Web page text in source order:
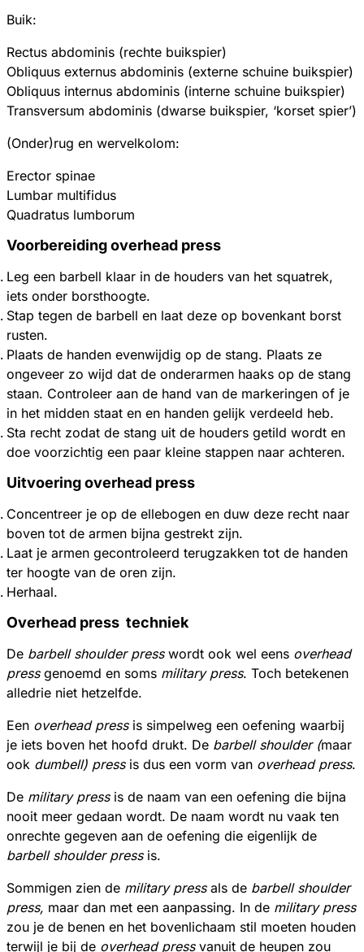
Buik:
Rectus abdominis (rechte buikspier)
Obliquus externus abdominis (externe schuine buikspier)
Obliquus internus abdominis (interne schuine buikspier)
Transversum abdominis (dwarse buikspier, ‘korset spier’)
(Onder)rug en wervelkolom:
Erector spinae
Lumbar multifidus
Quadratus lumborum
Voorbereiding overhead press
Leg een barbell klaar in de houders van het squatrek,
iets onder borsthoogte.
Stap tegen de barbell en laat deze op bovenkant borst
rusten.
Plaats de handen evenwijdig op de stang. Plaats ze
ongeveer zo wijd dat de onderarmen haaks op de stang
staan. Controleer aan de hand van de markeringen of je
in het midden staat en en handen gelijk verdeeld heb.
Sta recht zodat de stang uit de houders getild wordt en
doe voorzichtig een paar kleine stappen naar achteren.
Uitvoering overhead press
Concentreer je op de ellebogen en duw deze recht naar
boven tot de armen bijna gestrekt zijn.
Laat je armen gecontroleerd terugzakken tot de handen
ter hoogte van de oren zijn.
Herhaal.
Overhead press techniek
De barbell shoulder presswordt ook wel eens overhead
pressgenoemd en soms military press. Toch betekenen
alledrie niet hetzelfde.
Een overhead press is simpelweg een oefening waarbij
je iets boven het hoofd drukt. De barbell shoulder (maar
ook dumbell) pressis dus een vorm van overhead press.
De military press is de naam van een oefening die bijna
nooit meer gedaan wordt. De naam wordt nu vaak ten
onrechte gegeven aan de oefening die eigenlijk de
barbell shoulder pressis.
Sommigen zien de military pressals de barbell shoulder
press, maar dan met een aanpassing. In de military press
zou je de benen en het bovenlichaam stil moeten houden
terwijl je bij de overhead pressvanuit de heupen zou